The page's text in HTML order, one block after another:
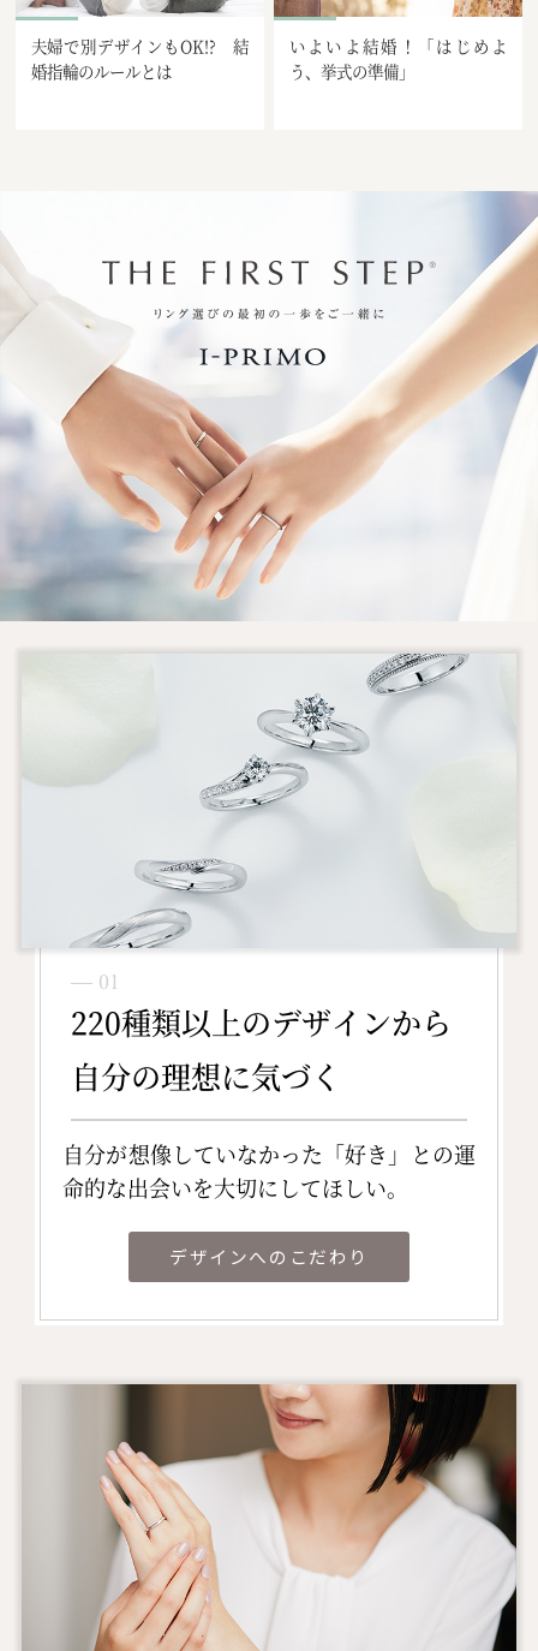
夫婦で別デザインもOK!? 結
婚指輪のルールとは
いよいよ結婚！「はじめよ
う、挙式の準備」
― 01
220種類以上のデザインから
自分の理想に気づく
自分が想像していなかった「好き」との運
命的な出会いを大切にしてほしい。
デザインへのこだわり